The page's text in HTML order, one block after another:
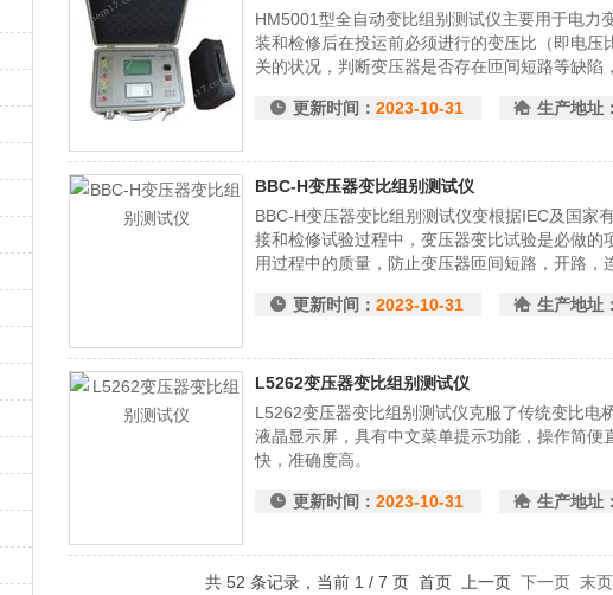
HM5001型全自动变比组别测试仪主要用于电力
装和检修后在投运前必须进行的变压比（即电
关的状况，判断变压器是否存在匝间短路等缺
更新时间： 2023-10-31 生产地址：
BBC-H变压器变比组别测试仪
BBC-H变压器变比组别测试仪变根据IEC及国家
接和检修试验过程中，变压器变比试验是必做
用过程中的质量，防止变压器匝间短路，开路，
简便，功能完备，数据稳定可靠，测试速度大大
更新时间： 2023-10-31 生产地址：
L5262变压器变比组别测试仪
L5262变压器变比组别测试仪克服了传统变比电
液晶显示屏，具有中文菜单提示功能，操作简
快，准确度高。
更新时间： 2023-10-31 生产地址：
共 52 条记录，当前 1 / 7 页 首页 上一页 下一页 末页